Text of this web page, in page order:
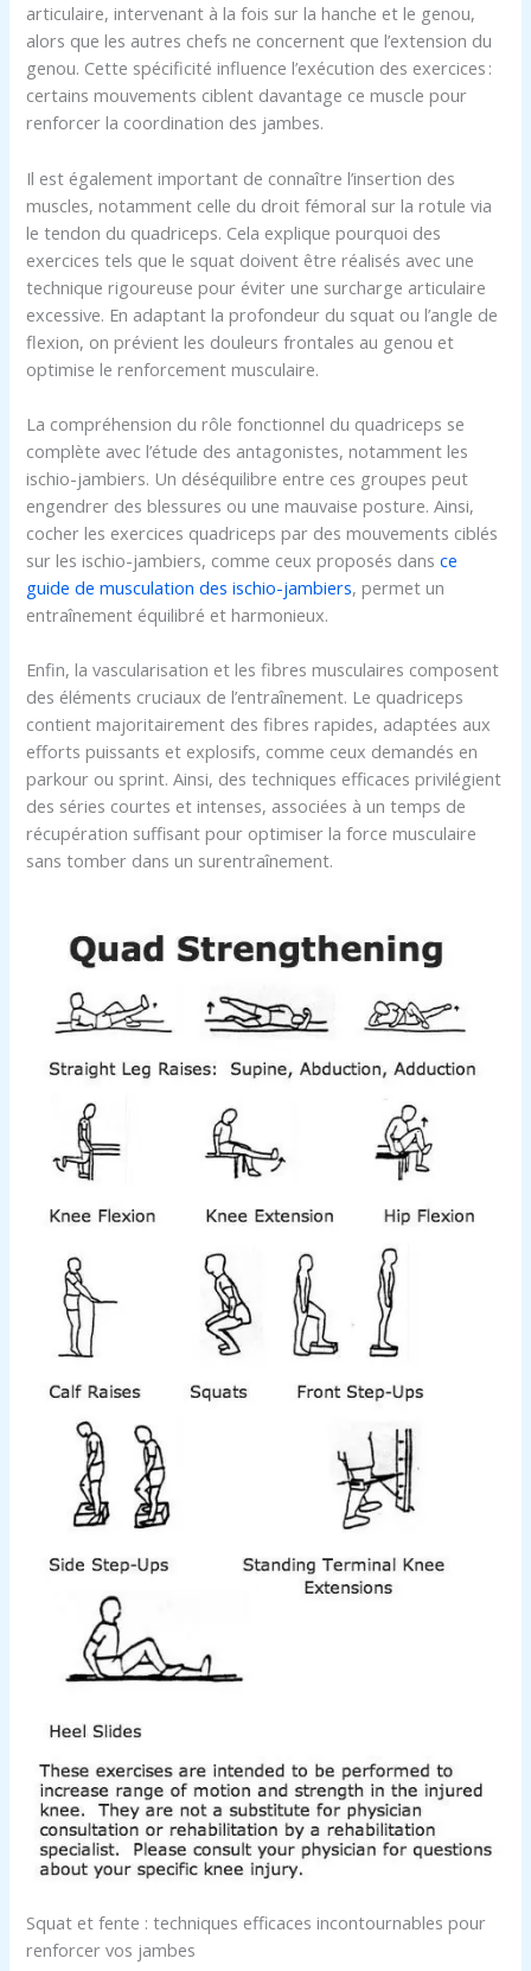
articulaire, intervenant à la fois sur la hanche et le genou,
alors que les autres chefs ne concernent que l’extension du
genou. Cette spécificité influence l’exécution des exercices :
certains mouvements ciblent davantage ce muscle pour
renforcer la coordination des jambes.
Il est également important de connaître l’insertion des
muscles, notamment celle du droit fémoral sur la rotule via
le tendon du quadriceps. Cela explique pourquoi des
exercices tels que le squat doivent être réalisés avec une
technique rigoureuse pour éviter une surcharge articulaire
excessive. En adaptant la profondeur du squat ou l’angle de
flexion, on prévient les douleurs frontales au genou et
optimise le renforcement musculaire.
La compréhension du rôle fonctionnel du quadriceps se
complète avec l’étude des antagonistes, notamment les
ischio-jambiers. Un déséquilibre entre ces groupes peut
engendrer des blessures ou une mauvaise posture. Ainsi,
cocher les exercices quadriceps par des mouvements ciblés
sur les ischio-jambiers, comme ceux proposés dansce
guide de musculation des ischio-jambiers, permet un
entraînement équilibré et harmonieux.
Enfin, la vascularisation et les fibres musculaires composent
des éléments cruciaux de l’entraînement. Le quadriceps
contient majoritairement des fibres rapides, adaptées aux
efforts puissants et explosifs, comme ceux demandés en
parkour ou sprint. Ainsi, des techniques efficaces privilégient
des séries courtes et intenses, associées à un temps de
récupération suffisant pour optimiser la force musculaire
sans tomber dans un surentraînement.
Squat et fente : techniques efficaces incontournables pour
renforcer vos jambes